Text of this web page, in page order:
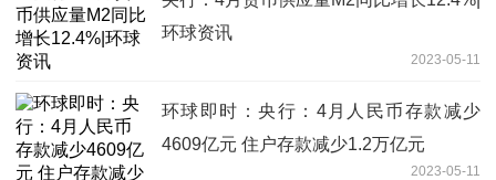
环球资讯
2023-05-11
环球即时：央行：4月人民币存款减少
4609亿元 住户存款减少1.2万亿元
2023-05-11